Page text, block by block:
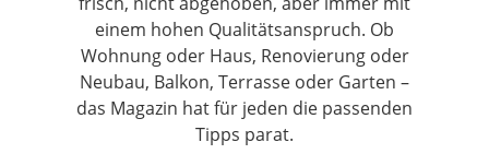
einem hohen Qualitätsanspruch. Ob
Wohnung oder Haus, Renovierung oder
Neubau, Balkon, Terrasse oder Garten –
das Magazin hat für jeden die passenden
Tipps parat.